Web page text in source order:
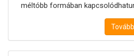
méltóbb formában